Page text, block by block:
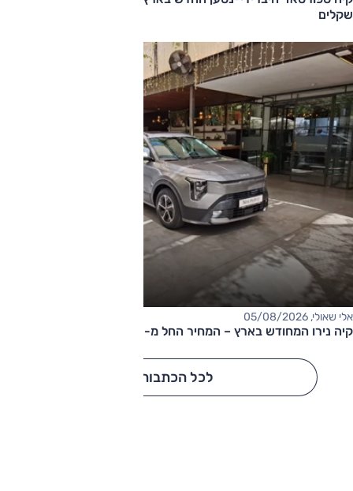
שקלים
אלי שאולי, 05/08/2026
קיה נירו המחודש בארץ – המחיר החל מ-177,000 שקלים
לכל הכתבות